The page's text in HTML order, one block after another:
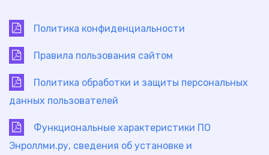
Политика конфиденциальности
Правила пользования сайтом
Политика обработки и защиты персональных
данных пользователей
Функциональные характеристики ПО
Энроллми.ру, сведения об установке и